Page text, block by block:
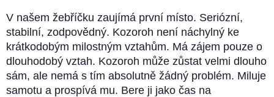
V našem žebříčku zaujímá první místo. Seriózní,
stabilní, zodpovědný. Kozoroh není náchylný ke
krátkodobým milostným vztahům. Má zájem pouze o
dlouhodobý vztah. Kozoroh může zůstat velmi dlouho
sám, ale nemá s tím absolutně žádný problém. Miluje
samotu a prospívá mu. Bere ji jako čas na